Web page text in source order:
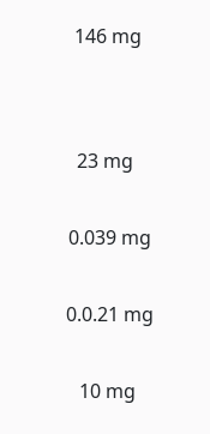
mg
mg
mg
mg
mg